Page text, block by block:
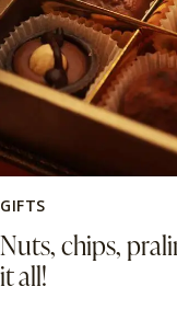
GIFTS
Nuts, chips,
it all!